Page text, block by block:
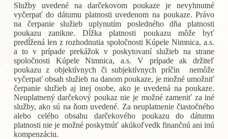
Služby uvedené na darčekovom poukaze je nevyhnutné
vyčerpať do dátumu platnosti uvedenom na poukaze. Právo
na čerpanie služieb uplynutím posledného dňa platnosti
poukazu zanikne. Dĺžka platnosti poukazu môže byť
predĺžená len z rozhodnutia spoločnosti Kúpele Nimnica, a.s.
a to v prípade prekážok v poskytovaní služieb na strane
spoločnosti Kúpele Nimnica, a.s. V prípade ak držiteľ
poukazu z objektívnych či subjektívnych príčin nemôže
vyčerpať obsah služieb na danom poukaze, je možné umožniť
čerpanie služieb aj inej osobe, ako je uvedená na poukaze.
Neuplatnený darčekový poukaz nie je možné zameniť za iné
služby, ako sú na ňom uvedené. Za neuplatnenie čiastočného
alebo celého obsahu darčekového poukazu do dátumu
platnosti nie je možné poskytnúť akúkoľvedk finančnú ani inú
kompenzáciu.